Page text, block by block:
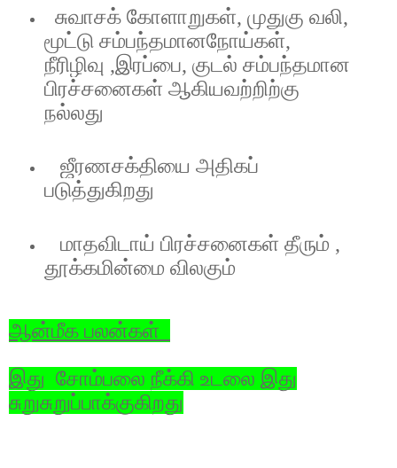
சுவாசக் கோளாறுகள், முதுகு வலி,
மூட்டு சம்பந்தமானநோய்கள்,
நீரிழிவு ,இரப்பை, குடல் சம்பந்தமான
பிரச்சனைகள் ஆகியவற்றிற்கு
நல்லது
ஜீரணசக்தியை அதிகப்
படுத்துகிறது
மாதவிடாய் பிரச்சனைகள் தீரும் ,
தூக்கமின்மை விலகும்
ஆன்மீக பலன்கள்
இது சோம்பலை நீக்கி உடலை இது
சுறுசுறுப்பாக்குகிறது